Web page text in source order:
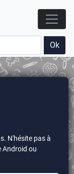
Ok
N'hésite pas à
Android ou